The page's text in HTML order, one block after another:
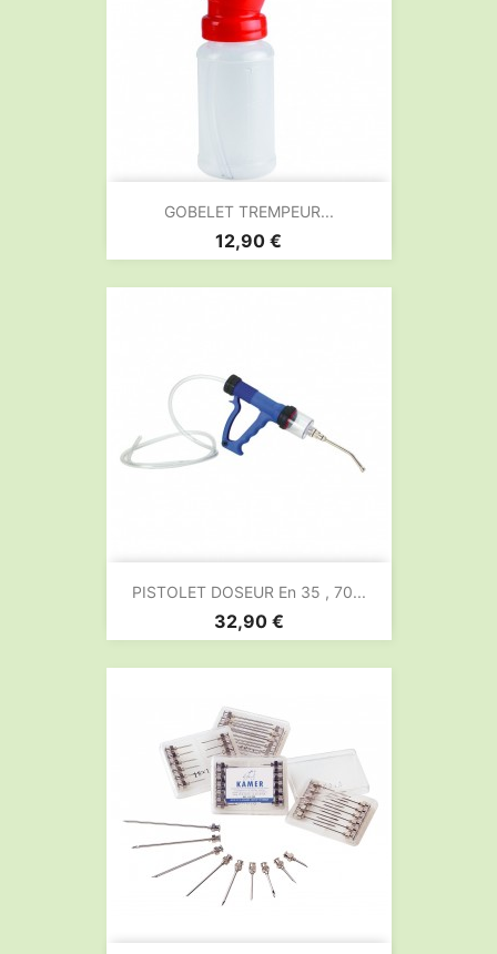
GOBELET TREMPEUR...
Prix
12,90 €
PISTOLET DOSEUR En 35 , 70...
Prix
32,90 €